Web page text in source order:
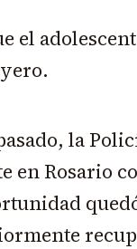
el
la
en Rosario